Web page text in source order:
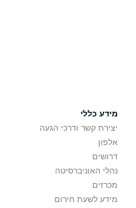
מידע כללי
יצירת קשר ודרכי הגעה
אלפון
דרושים
נהלי האוניברסיטה
מכרזים
מידע לשעת חירום